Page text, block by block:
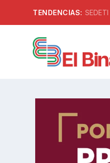
TENDENCIAS: